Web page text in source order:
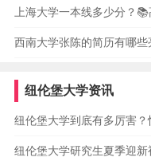
上海大学一本线多少分？
西南大学张陈的简历有哪
纽伦堡大学资讯
纽伦堡大学到底有多厉害？
纽伦堡大学研究生夏季迎